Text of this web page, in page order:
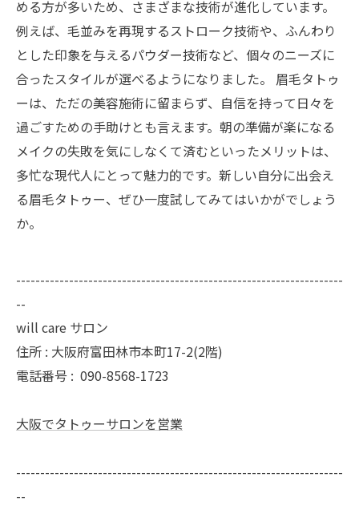
める方が多いため、さまざまな技術が進化しています。
例えば、毛並みを再現するストローク技術や、ふんわり
とした印象を与えるパウダー技術など、個々のニーズに
合ったスタイルが選べるようになりました。 眉毛タトゥ
ーは、ただの美容施術に留まらず、自信を持って日々を
過ごすための手助けとも言えます。朝の準備が楽になる
メイクの失敗を気にしなくて済むといったメリットは、
多忙な現代人にとって魅力的です。新しい自分に出会え
る眉毛タトゥー、ぜひ一度試してみてはいかがでしょう
か。
--------------------------------------------------------------------
--
will care サロン
住所 : 大阪府富田林市本町17-2(2階)
電話番号 : 090-8568-1723
大阪でタトゥーサロンを営業
--------------------------------------------------------------------
--